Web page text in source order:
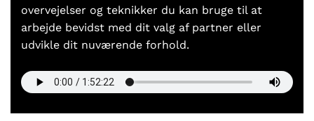
overvejelser og teknikker du kan bruge til at
arbejde bevidst med dit valg af partner eller
udvikle dit nuværende forhold.